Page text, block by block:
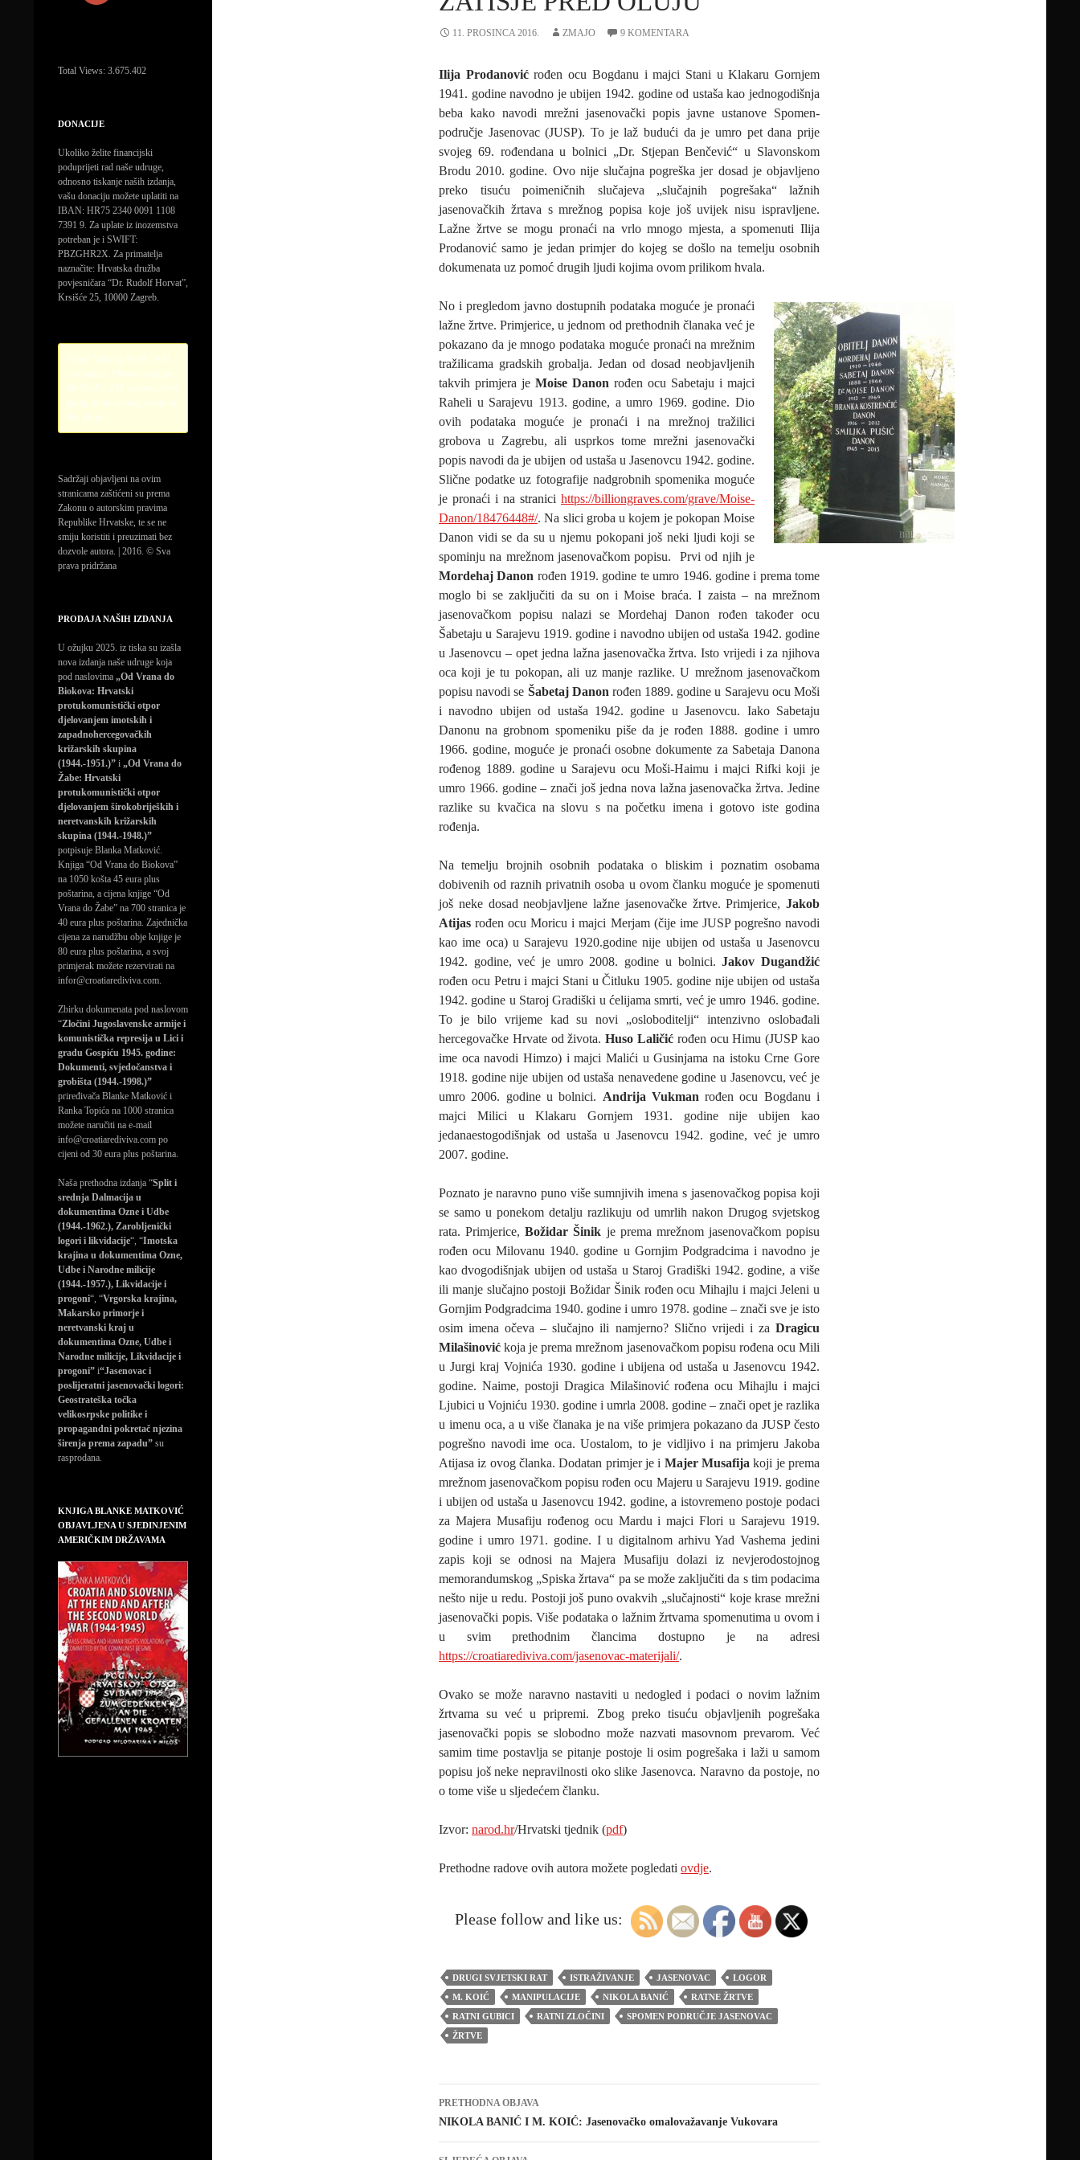
11. PROSINCA 2016. ZMAJO 9 KOMENTARA
Ilija Prodanovićrođen ocu Bogdanu i majci Stani u Klakaru Gornjem
1941. godine navodno je ubijen 1942. godine od ustaša kao jednogodišnja
beba kako navodi mrežni jasenovački popis javne ustanove Spomen-
područje Jasenovac (JUSP). To je laž budući da je umro pet dana prije
svojeg 69. rođendana u bolnici „Dr. Stjepan Benčević“ u Slavonskom
Brodu 2010. godine. Ovo nije slučajna pogreška jer dosad je objavljeno
preko tisuću poimeničnih slučajeva „slučajnih pogrešaka“ lažnih
jasenovačkih žrtava s mrežnog popisa koje još uvijek nisu ispravljene.
Lažne žrtve se mogu pronaći na vrlo mnogo mjesta, a spomenuti Ilija
Prodanović samo je jedan primjer do kojeg se došlo na temelju osobnih
dokumenata uz pomoć drugih ljudi kojima ovom prilikom hvala.
No i pregledom javno dostupnih podataka moguće je pronaći
lažne žrtve. Primjerice, u jednom od prethodnih članaka već je
pokazano da je mnogo podataka moguće pronaći na mrežnim
tražilicama gradskih grobalja. Jedan od dosad neobjavljenih
takvih primjera je Moise Danon rođen ocu Sabetaju i majci
Raheli u Sarajevu 1913. godine, a umro 1969. godine. Dio
ovih podataka moguće je pronaći i na mrežnoj tražilici
grobova u Zagrebu, ali usprkos tome mrežni jasenovački
popis navodi da je ubijen od ustaša u Jasenovcu 1942. godine.
Slične podatke uz fotografije nadgrobnih spomenika moguće
je pronaći i na stranici https://billiongraves.com/grave/Moise-
Danon/18476448#/. Na slici groba u kojem je pokopan Moise
Danon vidi se da su u njemu pokopani još neki ljudi koji se
spominju na mrežnom jasenovačkom popisu. Prvi od njih je
Mordehaj Danon rođen 1919. godine te umro 1946. godine i prema tome
moglo bi se zaključiti da su on i Moise braća. I zaista – na mrežnom
jasenovačkom popisu nalazi se Mordehaj Danon rođen također ocu
Šabetaju u Sarajevu 1919. godine i navodno ubijen od ustaša 1942. godine
u Jasenovcu – opet jedna lažna jasenovačka žrtva. Isto vrijedi i za njihova
oca koji je tu pokopan, ali uz manje razlike. U mrežnom jasenovačkom
popisu navodi se Šabetaj Danon rođen 1889. godine u Sarajevu ocu Moši
i navodno ubijen od ustaša 1942. godine u Jasenovcu. Iako Sabetaju
Danonu na grobnom spomeniku piše da je rođen 1888. godine i umro
1966. godine, moguće je pronaći osobne dokumente za Sabetaja Danona
rođenog 1889. godine u Sarajevu ocu Moši-Haimu i majci Rifki koji je
umro 1966. godine – znači još jedna nova lažna jasenovačka žrtva. Jedine
razlike su kvačica na slovu s na početku imena i gotovo iste godina
rođenja.
Na temelju brojnih osobnih podataka o bliskim i poznatim osobama
dobivenih od raznih privatnih osoba u ovom članku moguće je spomenuti
još neke dosad neobjavljene lažne jasenovačke žrtve. Primjerice, Jakob
Atijas rođen ocu Moricu i majci Merjam (čije ime JUSP pogrešno navodi
kao ime oca) u Sarajevu 1920.godine nije ubijen od ustaša u Jasenovcu
1942. godine, već je umro 2008. godine u bolnici.Jakov Dugandžić
rođen ocu Petru i majci Stani u Čitluku 1905. godine nije ubijen od ustaša
1942. godine u Staroj Gradiški u ćelijama smrti, već je umro 1946. godine.
To je bilo vrijeme kad su novi „osloboditelji“ intenzivno oslobađali
hercegovačke Hrvate od života.Huso Laličić rođen ocu Himu (JUSP kao
ime oca navodi Himzo) i majci Malići u Gusinjama na istoku Crne Gore
1918. godine nije ubijen od ustaša nenavedene godine u Jasenovcu, već je
umro 2006. godine u bolnici. Andrija Vukman rođen ocu Bogdanu i
majci Milici u Klakaru Gornjem 1931. godine nije ubijen kao
jedanaestogodišnjak od ustaša u Jasenovcu 1942. godine, već je umro
2007. godine.
Poznato je naravno puno više sumnjivih imena s jasenovačkog popisa koji
se samo u ponekom detalju razlikuju od umrlih nakon Drugog svjetskog
rata. Primjerice,Božidar Šinik je prema mrežnom jasenovačkom popisu
rođen ocu Milovanu 1940. godine u Gornjim Podgradcima i navodno je
kao dvogodišnjak ubijen od ustaša u Staroj Gradiški 1942. godine, a više
ili manje slučajno postoji Božidar Šinik rođen ocu Mihajlu i majci Jeleni u
Gornjim Podgradcima 1940. godine i umro 1978. godine – znači sve je isto
osim imena očeva – slučajno ili namjerno? Slično vrijedi i za Dragicu
Milašinović koja je prema mrežnom jasenovačkom popisu rođena ocu Mili
u Jurgi kraj Vojnića 1930. godine i ubijena od ustaša u Jasenovcu 1942.
godine. Naime, postoji Dragica Milašinović rođena ocu Mihajlu i majci
Ljubici u Vojniću 1930. godine i umrla 2008. godine – znači opet je razlika
u imenu oca, a u više članaka je na više primjera pokazano da JUSP često
pogrešno navodi ime oca. Uostalom, to je vidljivo i na primjeru Jakoba
Atijasa iz ovog članka. Dodatan primjer je i Majer Musafija koji je prema
mrežnom jasenovačkom popisu rođen ocu Majeru u Sarajevu 1919. godine
i ubijen od ustaša u Jasenovcu 1942. godine, a istovremeno postoje podaci
za Majera Musafiju rođenog ocu Mardu i majci Flori u Sarajevu 1919.
godine i umro 1971. godine. I u digitalnom arhivu Yad Vashema jedini
zapis koji se odnosi na Majera Musafiju dolazi iz nevjerodostojnog
memorandumskog „Spiska žrtava“ pa se može zaključiti da s tim podacima
nešto nije u redu. Postoji još puno ovakvih „slučajnosti“ koje krase mrežni
jasenovački popis. Više podataka o lažnim žrtvama spomenutima u ovom i
u svim prethodnim člancima dostupno je na adresi
https://croatiarediviva.com/jasenovac-materijali/.
Ovako se može naravno nastaviti u nedogled i podaci o novim lažnim
žrtvama su već u pripremi. Zbog preko tisuću objavljenih pogrešaka
jasenovački popis se slobodno može nazvati masovnom prevarom. Već
samim time postavlja se pitanje postoje li osim pogrešaka i laži u samom
popisu još neke nepravilnosti oko slike Jasenovca. Naravno da postoje, no
o tome više u sljedećem članku.
Izvor: narod.hr/Hrvatski tjednik (pdf)
Prethodne radove ovih autora možete pogledati ovdje.
Please follow and like us:
DRUGI SVJETSKI RAT ISTRAŽIVANJE JASENOVAC
LOGOR
M. KOIĆ
MANIPULACIJE NIKOLA BANIĆ
RATNE ŽRTVE
RATNI GUBICI
RATNI ZLOČINI
SPOMEN PODRUČJE JASENOVAC
ŽRTVE
Navigacija
objava
PRETHODNA OBJAVA
NIKOLA BANIĆ I M. KOIĆ: Jasenovačko omalovažavanje Vukovara
Total Views: 3.675.402
DONACIJE
Ukoliko želite financijski
poduprijeti rad naše udruge,
odnosno tiskanje naših izdanja,
vašu donaciju možete uplatiti na
IBAN: HR75 2340 0091 1108
7391 9. Za uplate iz inozemstva
potreban je i SWIFT:
PBZGHR2X. Za primatelja
naznačite: Hrvatska družba
povjesničara “Dr. Rudolf Horvat”,
Krsišće 25, 10000 Zagreb.
Sadržaji objavljeni na ovim
stranicama zaštićeni su prema
Zakonu o autorskim pravima
Republike Hrvatske, te se ne
smiju koristiti i preuzimati bez
dozvole autora. | 2016. © Sva
prava pridržana
PRODAJA NAŠIH IZDANJA
U ožujku 2025. iz tiska su izašla
nova izdanja naše udruge koja
pod naslovima „Od Vrana do
Biokova: Hrvatski
protukomunistički otpor
djelovanjem imotskih i
zapadnohercegovačkih
križarskih skupina
(1944.-1951.)” i „Od Vrana do
Žabe: Hrvatski
protukomunistički otpor
djelovanjem širokobrijeških i
neretvanskih križarskih
skupina (1944.-1948.)”
potpisuje Blanka Matković.
Knjiga “Od Vrana do Biokova”
na 1050 košta 45 eura plus
poštarina, a cijena knjige “Od
Vrana do Žabe” na 700 stranica je
40 eura plus poštarina. Zajednička
cijena za narudžbu obje knjige je
80 eura plus poštarina, a svoj
primjerak možete rezervirati na
infor@croatiarediviva.com.
Zbirku dokumenata pod naslovom
“Zločini Jugoslavenske armije i
komunistička represija u Lici i
gradu Gospiću 1945. godine:
Dokumenti, svjedočanstva i
grobišta (1944.-1998.)”
priređivača Blanke Matković i
Ranka Topića na 1000 stranica
možete naručiti na e-mail
info@croatiarediviva.com po
cijeni od 30 eura plus poštarina.
Naša prethodna izdanja “Split i
srednja Dalmacija u
dokumentima Ozne i Udbe
(1944.-1962.), Zarobljenički
logori i likvidacije“, “Imotska
krajina u dokumentima Ozne,
Udbe i Narodne milicije
(1944.-1957.), Likvidacije i
progoni“, “Vrgorska krajina,
Makarsko primorje i
neretvanski kraj u
dokumentima Ozne, Udbe i
Narodne milicije, Likvidacije i
progoni” i“Jasenovac i
poslijeratni jasenovački logori:
Geostrateška točka
velikosrpske politike i
propagandni pokretač njezina
širenja prema zapadu” su
rasprodana.
KNJIGA BLANKE MATKOVIĆ
OBJAVLJENA U SJEDINJENIM
AMERIČKIM DRŽAVAMA